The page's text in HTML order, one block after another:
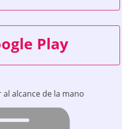
Play
alcance de la mano